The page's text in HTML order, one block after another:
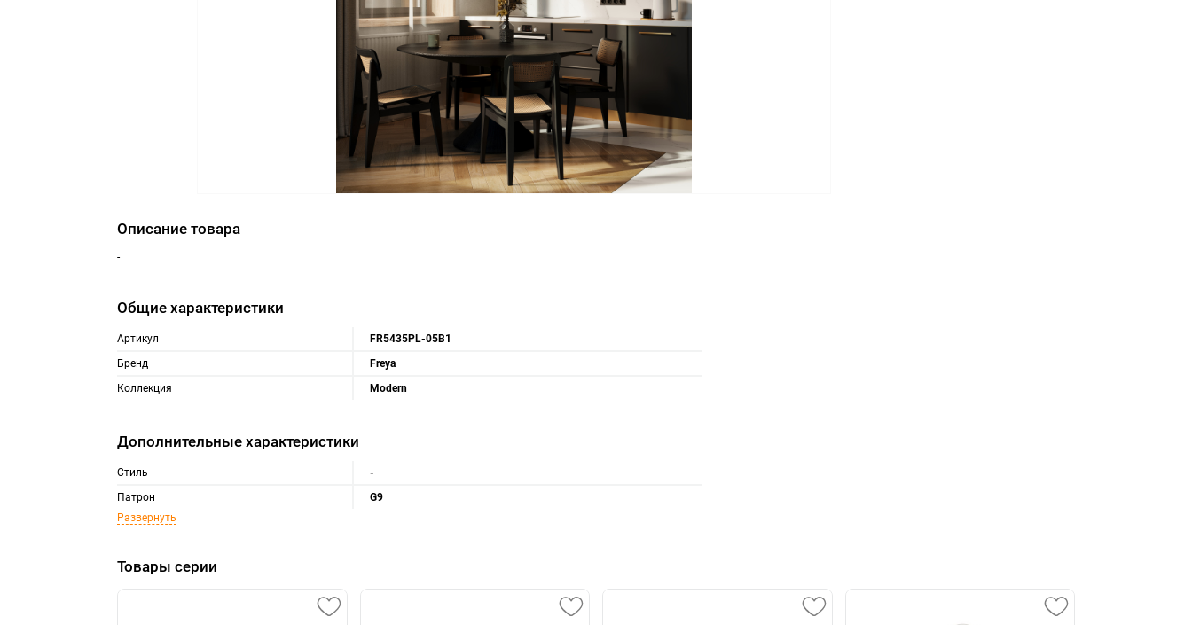
Описание товара
-
Общие характеристики
Артикул
FR5435PL-05B1
Бренд
Freya
Коллекция
Modern
Дополнительные характеристики
Стиль
-
Патрон
G9
Развернуть
Товары серии